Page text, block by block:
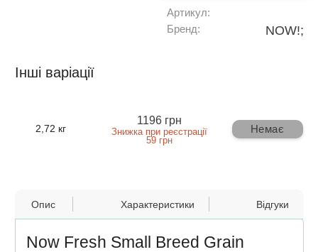
Артикул:
Бренд:
NOW!;
Інші варіації
2,72 кг
1196 грн
Знижка при реєстрації
59 грн
Немає
Опис Характеристики Відгуки
Now Fresh Small Breed Grain